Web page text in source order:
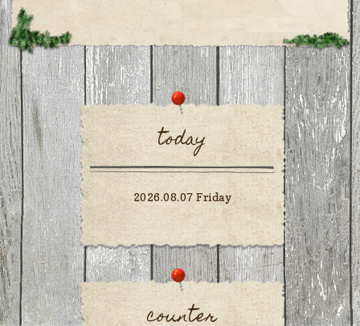
today
2026.08.07 Friday
counter